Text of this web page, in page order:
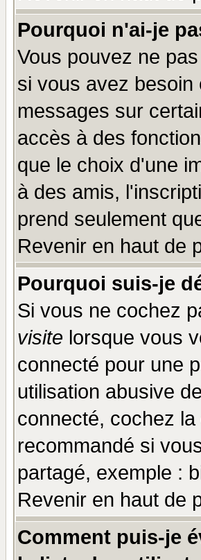
Pourquoi n'ai-je
Vous pouvez ne
si vous avez
messages sur
accès à des
que le choix d'une
à des amis,
prend seulement
Revenir en haut de
Pourquoi suis-je
Si vous ne cochez
visite lorsque vous
connecté pour une
utilisation abusive
connecté, cochez
recommandé si
partagé, exemple :
Revenir en haut de
Comment puis-je